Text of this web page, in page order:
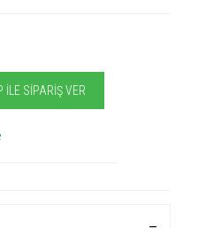
İLE SIPARIŞ VER